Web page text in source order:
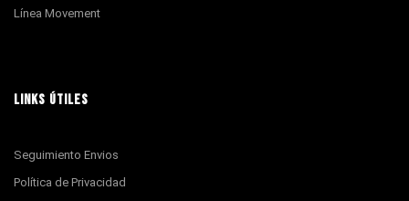
Línea Movement
LINKS ÚTILES
Seguimiento Envios
Política de Privacidad